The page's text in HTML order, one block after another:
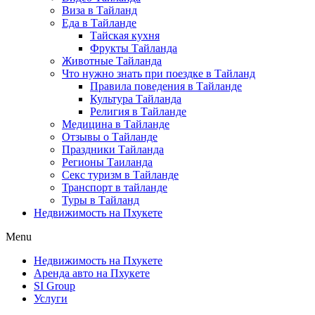
Виза в Тайланд
Еда в Тайланде
Тайская кухня
Фрукты Тайланда
Животные Тайланда
Что нужно знать при поездке в Тайланд
Правила поведения в Тайланде
Культура Тайланда
Религия в Тайланде
Медицина в Тайланде
Отзывы о Тайланде
Праздники Тайланда
Регионы Таиланда
Секс туризм в Тайланде
Транспорт в тайланде
Туры в Тайланд
Недвижимость на Пхукете
Menu
Недвижимость на Пхукете
Аренда авто на Пхукете
SI Group
Услуги